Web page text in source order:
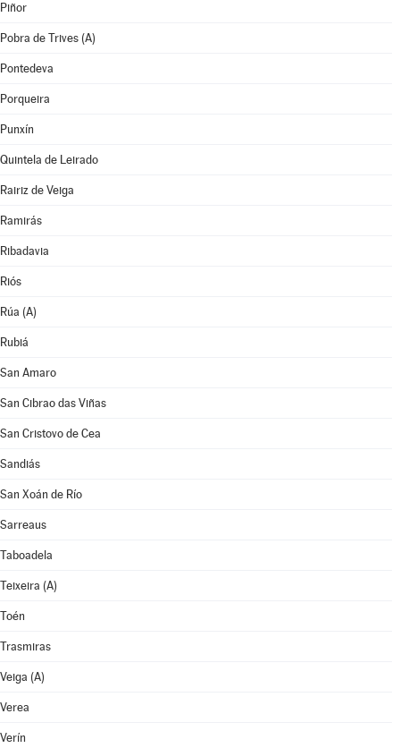
Piñor
Pobra de Trives (A)
Pontedeva
Porqueira
Punxín
Quintela de Leirado
Rairiz de Veiga
Ramirás
Ribadavia
Riós
Rúa (A)
Rubiá
San Amaro
San Cibrao das Viñas
San Cristovo de Cea
Sandiás
San Xoán de Río
Sarreaus
Taboadela
Teixeira (A)
Toén
Trasmiras
Veiga (A)
Verea
Verín